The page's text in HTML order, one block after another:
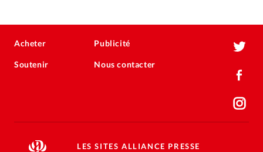
Acheter
Soutenir
Publicité
Nous contacter
LES SITES ALLIANCE PRESSE